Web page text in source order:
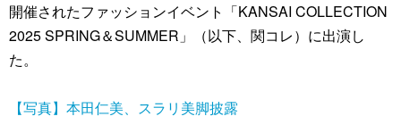
開催されたファッションイベント「KANSAI COLLECTION
2025 SPRING＆SUMMER」（以下、関コレ）に出演し
た。
【写真】本田仁美、スラリ美脚披露